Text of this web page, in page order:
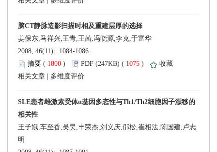
姜保东,马祥兴,王青,王茜,冯晓源,李克,于富华
2008, 46(11): 1084-1086.
(
) 1075 )
明